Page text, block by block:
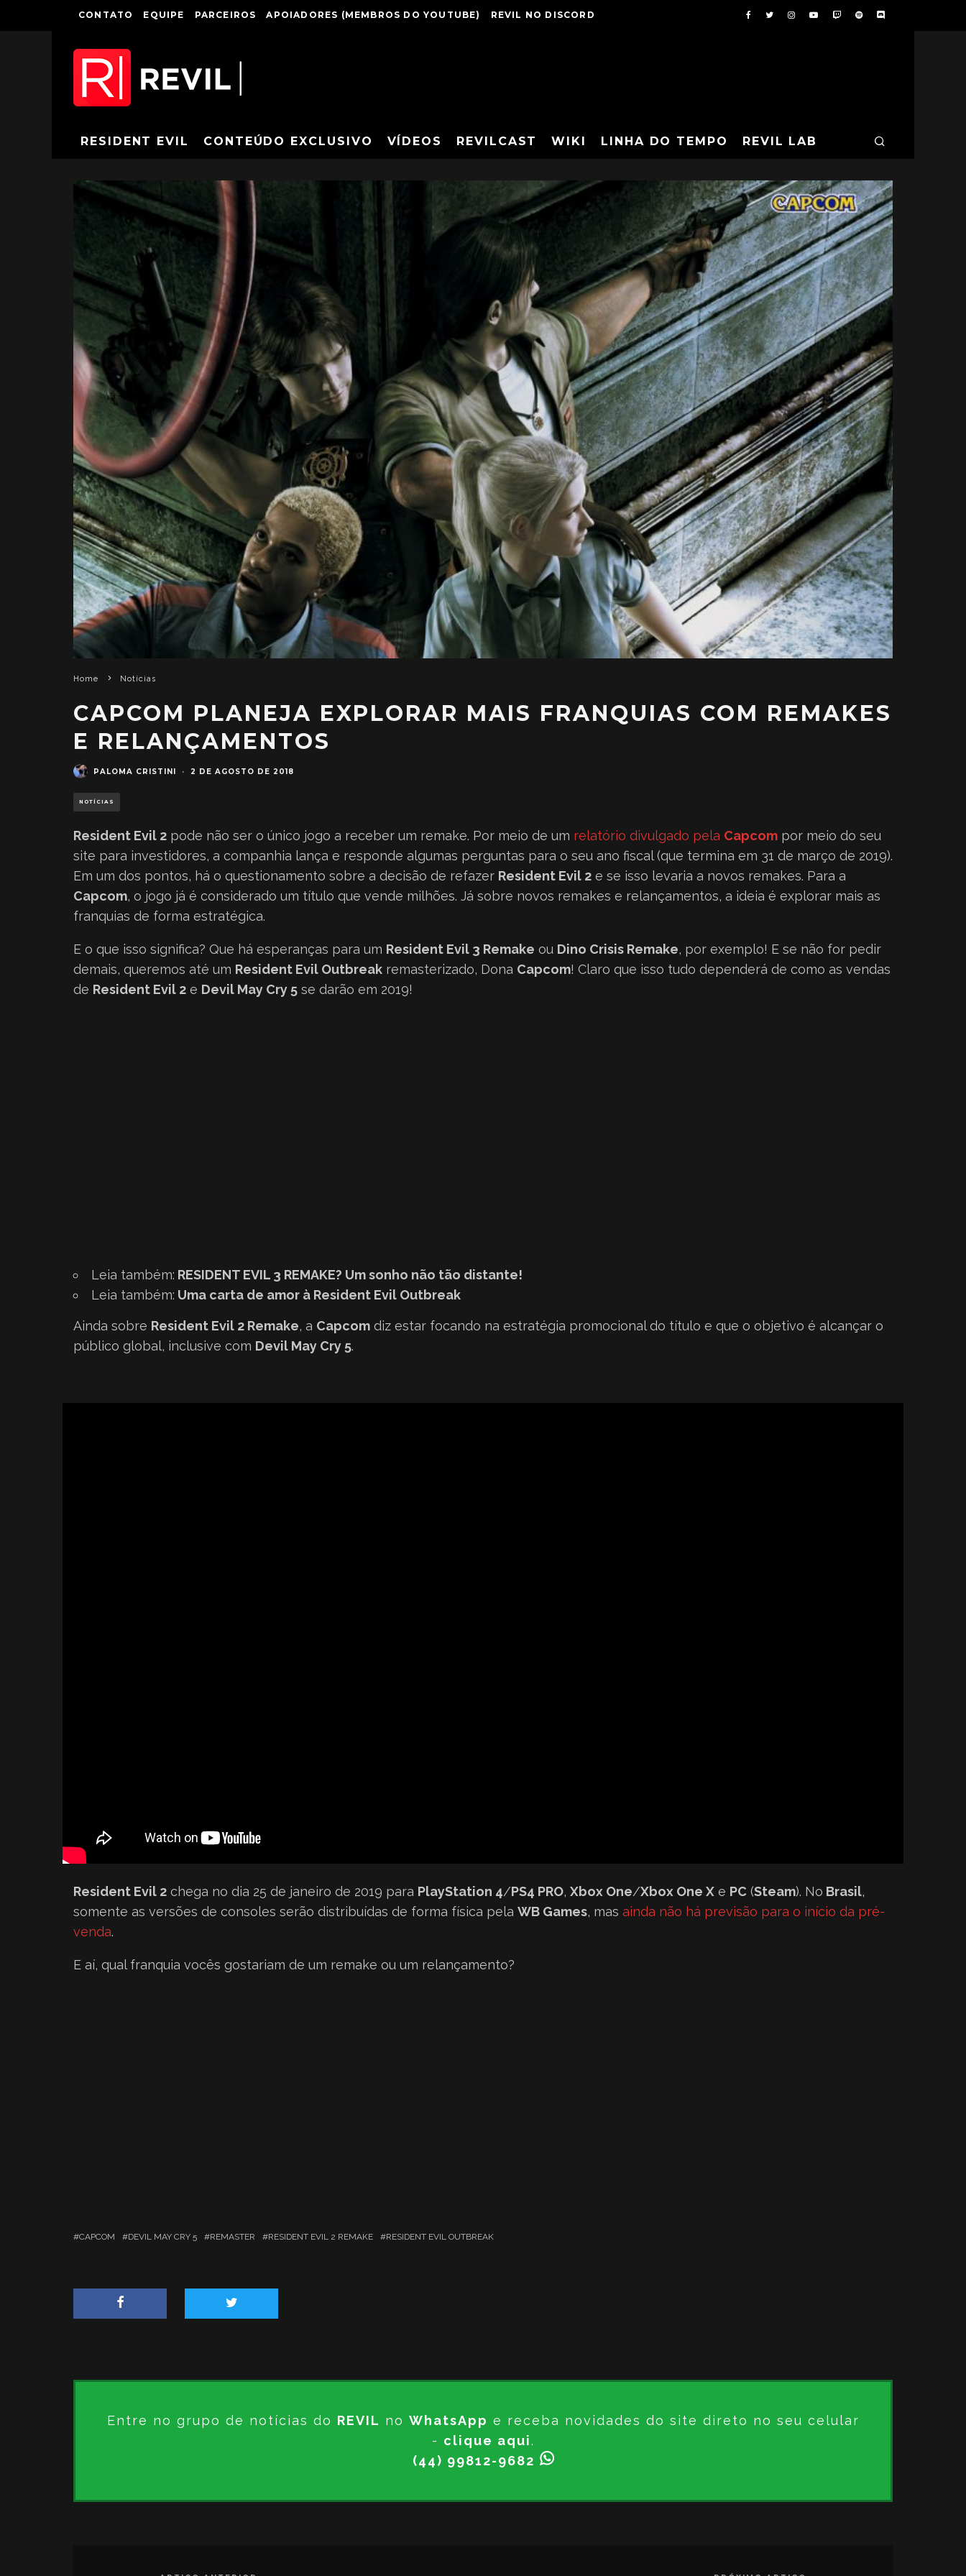
CONTATO EQUIPE PARCEIROS APOIADORES (MEMBROS DO YOUTUBE) REVIL NO DISCORD
RESIDENT EVIL CONTEÚDO EXCLUSIVO VÍDEOS REVILCAST WIKI LINHA DO TEMPO REVIL LAB
Home Notícias
CAPCOM PLANEJA EXPLORAR MAIS FRANQUIAS COM REMAKES
E RELANÇAMENTOS
PALOMA CRISTINI · 2 DE AGOSTO DE 2018
NOTÍCIAS
Resident Evil 2 pode não ser o único jogo a receber um remake. Por meio de um relatório divulgado pela Capcom por meio do seu
site para investidores, a companhia lança e responde algumas perguntas para o seu ano fiscal (que termina em 31 de março de 2019).
Em um dos pontos, há o questionamento sobre a decisão de refazer Resident Evil 2 e se isso levaria a novos remakes. Para a
Capcom, o jogo já é considerado um título que vende milhões. Já sobre novos remakes e relançamentos, a ideia é explorar mais as
franquias de forma estratégica.
E o que isso significa? Que há esperanças para um Resident Evil 3 Remake ou Dino Crisis Remake, por exemplo! E se não for pedir
demais, queremos até um Resident Evil Outbreak remasterizado, Dona Capcom! Claro que isso tudo dependerá de como as vendas
de Resident Evil 2 e Devil May Cry 5 se darão em 2019!
Leia também: RESIDENT EVIL 3 REMAKE? Um sonho não tão distante!
Leia também: Uma carta de amor à Resident Evil Outbreak
Ainda sobre Resident Evil 2 Remake, a Capcom diz estar focando na estratégia promocional do título e que o objetivo é alcançar o
público global, inclusive com Devil May Cry 5.
Resident Evil 2 chega no dia 25 de janeiro de 2019 para PlayStation 4/PS4 PRO, Xbox One/Xbox One X e PC (Steam). No Brasil,
somente as versões de consoles serão distribuídas de forma física pela WB Games, mas ainda não há previsão para o início da pré-
venda.
E aí, qual franquia vocês gostariam de um remake ou um relançamento?
CAPCOM DEVIL MAY CRY 5 REMASTER RESIDENT EVIL 2 REMAKE RESIDENT EVIL OUTBREAK
Entre no grupo de notícias do REVIL no WhatsApp e receba novidades do site direto no seu celular
- clique aqui.
(44) 99812-9682